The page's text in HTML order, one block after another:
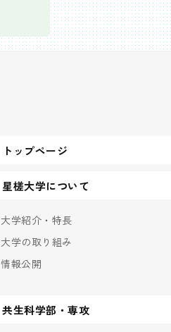
トップページ
星槎大学について
大学紹介・特長
大学の取り組み
情報公開
共生科学部・専攻